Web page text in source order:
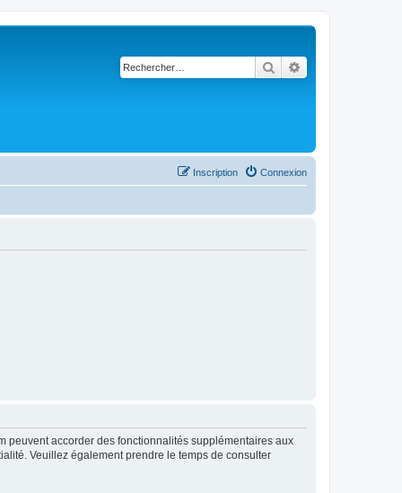
Rechercher
Connexion
Inscription
peuvent accorder des fonctionnalités supplémentaires aux
Veuillez également prendre le temps de consulter